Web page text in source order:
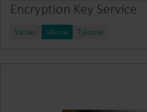
Encryption Key Service
Vatten Värme Tjänster